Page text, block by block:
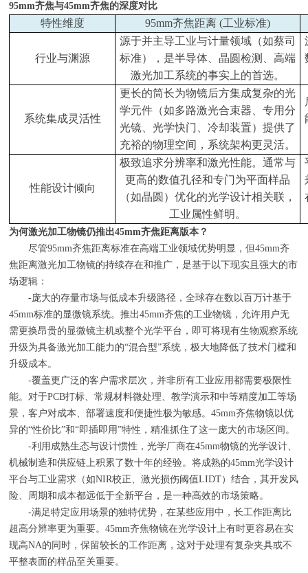
95mm齐焦与45mm齐焦的深度对比
特性维度 95mm齐焦距离 (工业标准)
行业与渊源
源于并主导工业与计量领域（如蔡司
标准），是半导体、晶圆检测、高端
激光加工系统的事实上的首选。
系统集成灵活性
更长的筒长为物镜后方集成复杂的光
学元件（如多路激光合束器、专用分
光镜、光学快门、冷却装置）提供了
充裕的物理空间，系统架构更灵活。
性能设计倾向
极致追求分辨率和激光性能。通常与
更高的数值孔径和专门为平面样品
（如晶圆）优化的光学设计相关联，
工业属性鲜明。
为何激光加工物镜仍推出45mm齐焦距离版本？
尽管95mm齐焦距离标准在高端工业领域优势明显，但45mm齐
焦距离激光加工物镜的持续存在和推广，是基于以下现实且强大的市
场逻辑：
-庞大的存量市场与低成本升级路径，全球存在数以百万计基于
45mm标准的显微镜系统。推出45mm齐焦的工业物镜，允许用户无
需更换昂贵的显微镜主机或整个光学平台，即可将现有生物观察系统
升级为具备激光加工能力的“混合型”系统，极大地降低了技术门槛和
升级成本。
-覆盖更广泛的客户需求层次，并非所有工业应用都需要极限性
能。对于PCB打标、常规材料微处理、教学演示和中等精度加工等场
景，客户对成本、部署速度和便捷性极为敏感。45mm齐焦物镜以优
异的“性价比”和“即插即用”特性，精准抓住了这一庞大的市场区间。
-利用成熟生态与设计惯性，光学厂商在45mm物镜的光学设计、
机械制造和供应链上积累了数十年的经验。将成熟的45mm光学设计
平台与工业需求（如NIR校正、激光损伤阈值LIDT）结合，其开发风
险、周期和成本都远低于全新平台，是一种高效的市场策略。
-满足特定应用场景的独特优势，在某些应用中，长工作距离比
超高分辨率更为重要。45mm齐焦物镜在光学设计上有时更容易在实
现高NA的同时，保留较长的工作距离，这对于处理有复杂夹具或不
平整表面的样品至关重要。